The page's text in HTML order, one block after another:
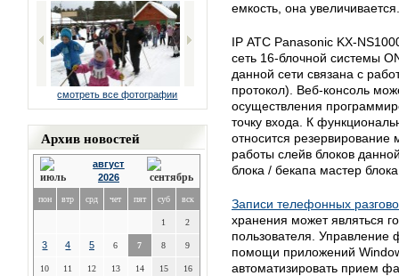
смотреть все фотографии
Архив новостей
август
2026
пон втр срд чет пят суб вск
1 2
3 4 5 6 7 8 9
10 11 12 13 14 15 16
емкость, она увеличивается.
IP АТС Panasonic KX-
сеть 16-блочной системы
данной сети связана с
протокол). Веб-консоль
осуществления
точку входа. К
относится
работы слейв блоков
блока / бекапа мастер
Записи телефонных
хранения может являться
пользователя. Управление
помощи приложений
автоматизировать прием